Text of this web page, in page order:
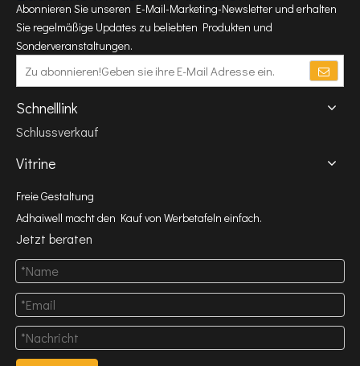
Abonnieren Sie unseren E-Mail-Marketing-Newsletter und erhalten
Sie regelmäßige Updates zu beliebten Produkten und
Sonderveranstaltungen.
Schnelllink
Schlussverkauf
Vitrine
Freie Gestaltung
Adhaiwell macht den Kauf von Werbetafeln einfach.
Jetzt beraten